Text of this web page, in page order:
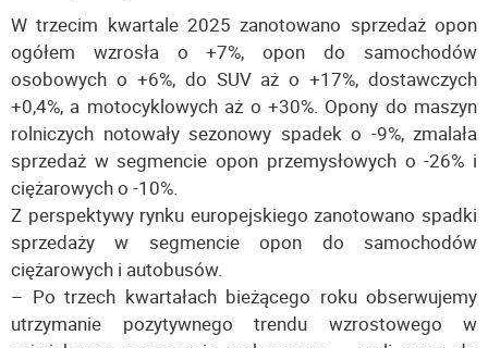
W trzecim kwartale 2025 zanotowano sprzedaż opon
ogółem wzrosła o +7%, opon do samochodów
osobowych o +6%, do SUV aż o +17%, dostawczych
+0,4%, a motocyklowych aż o +30%. Opony do maszyn
rolniczych notowały sezonowy spadek o -9%, zmalała
sprzedaż w segmencie opon przemysłowych o -26% i
ciężarowych o -10%.
Z perspektywy rynku europejskiego zanotowano spadki
sprzedaży w segmencie opon do samochodów
ciężarowych i autobusów.
– Po trzech kwartałach bieżącego roku obserwujemy
utrzymanie pozytywnego trendu wzrostowego w